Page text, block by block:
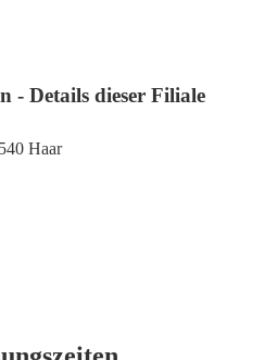
- Details dieser Filiale
Haar